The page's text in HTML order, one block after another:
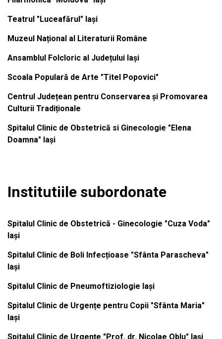
Teatrul "Luceafărul" Iași
Muzeul Național al Literaturii Române
Ansamblul Folcloric al Județului Iași
Scoala Populară de Arte "Titel Popovici"
Centrul Județean pentru Conservarea și Promovarea
Culturii Tradiționale
Spitalul Clinic de Obstetrică si Ginecologie "Elena
Doamna" Iași
Institutiile subordonate
Spitalul Clinic de Obstetrică - Ginecologie "Cuza Voda"
Iași
Spitalul Clinic de Boli Infecțioase "Sfânta Parascheva"
Iași
Spitalul Clinic de Pneumoftiziologie Iași
Spitalul Clinic de Urgențe pentru Copii "Sfânta Maria"
Iași
Spitalul Clinic de Urgențe "Prof. dr. Nicolae Oblu" Iași